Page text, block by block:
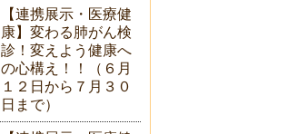
【連携展示・医療健
康】変わる肺がん検
診！変えよう健康へ
の心構え！！（６月
１２日から７月３０
日まで）